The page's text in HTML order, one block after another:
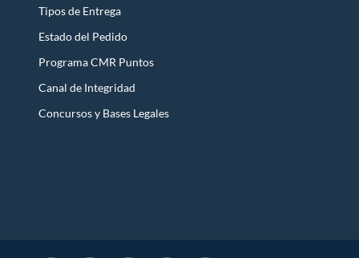
Tipos de Entrega
Estado del Pedido
Programa CMR Puntos
Canal de Integridad
Concursos y Bases Legales